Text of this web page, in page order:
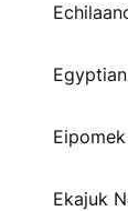
Eipomek
Ekajuk